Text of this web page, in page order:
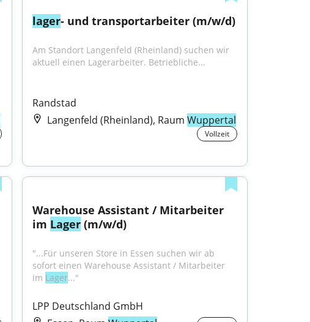
lager- und transportarbeiter (m/w/d)
Am Standort Langenfeld (Rheinland) suchen wir
aktuell einen Lagerarbeiter. Betriebliche...
Randstad
Langenfeld (Rheinland), Raum Wuppertal
Vollzeit
Warehouse Assistant / Mitarbeiter
im Lager (m/w/d)
"...Für unseren Store in Essen suchen wir ab
sofort einen Warehouse Assistant / Mitarbeiter
im Lager..."
LPP Deutschland GmbH